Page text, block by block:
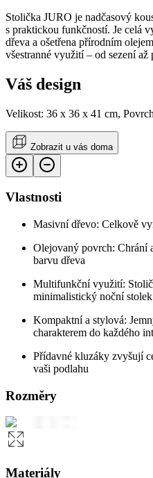
Stolička JURO je nadčasový
s praktickou funkčností. Je celá
dřeva a ošetřena přírodním
všestranné využití – od sezení
Váš design
Velikost: 36 x 36 x 41 cm,
Zobrazit u vás doma
Vlastnosti
Masivní dřevo: Celkově
Olejovaný povrch: Chrání
barvu dřeva
Multifunkční využití:
minimalistický noční stolek
Kompaktní a stylová:
charakterem do každého
Přídavné kluzáky zvyšují
vaši podlahu
Rozměry
Materiály